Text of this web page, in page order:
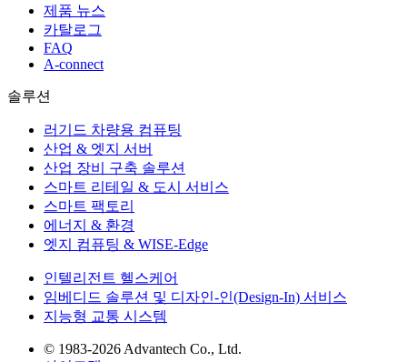
제품 뉴스
카탈로그
FAQ
A-connect
솔루션
러기드 차량용 컴퓨팅
산업 & 엣지 서버
산업 장비 구축 솔루션
스마트 리테일 & 도시 서비스
스마트 팩토리
에너지 & 환경
엣지 컴퓨팅 & WISE-Edge
인텔리전트 헬스케어
임베디드 솔루션 및 디자인-인(Design-In) 서비스
지능형 교통 시스템
© 1983-2026 Advantech Co., Ltd.